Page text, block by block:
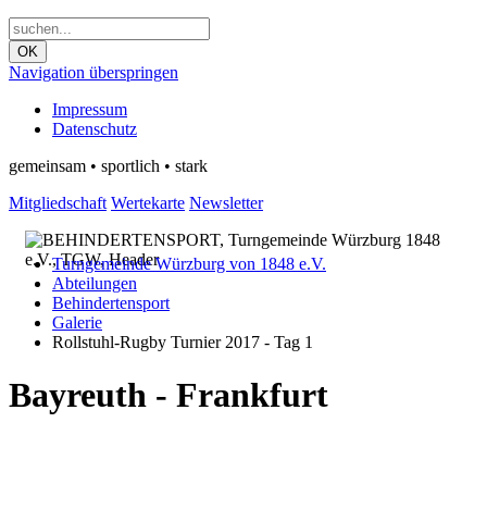
OK
Navigation überspringen
Impressum
Datenschutz
gemeinsam • sportlich • stark
Mitgliedschaft Wertekarte Newsletter
Turngemeinde Würzburg von 1848 e.V.
Abteilungen
Behindertensport
Galerie
Rollstuhl-Rugby Turnier 2017 - Tag 1
Bayreuth - Frankfurt